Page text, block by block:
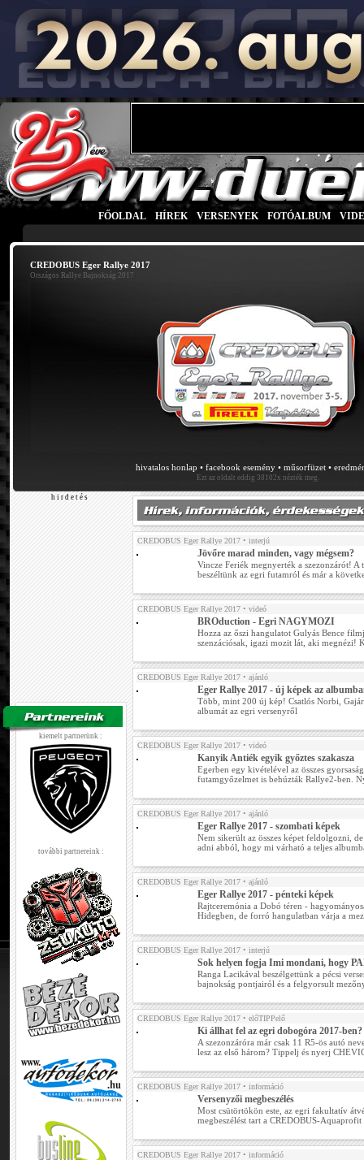
FŐOLDAL HÍREK VERSENYEK FOTÓALBUM
CREDOBUS Eger Rallye 2017
Országos Rallye Bajnokság 2017
hivatalos honlap • facebook esemény • műsorfüzet •
Ezt az oldalt eddig 38102x nézték meg.
h i r d e t é s
kiemelt partnerünk :
további partnereink :
CREDOBUS Eger Rallye 2017 • interjú
Jövőre marad minden, vagy mégsem?
Vincze Feriék megnyerték a szezonzárót! A
beszéltünk az egri futamról és már a
CREDOBUS Eger Rallye 2017 • videó
BROduction - Egri NAGYMOZI
Hozza az őszi hangulatot Gulyás Bence
szenzációsak, igazi mozit lát, aki megnézi!
CREDOBUS Eger Rallye 2017 • ajánló
Eger Rallye 2017 - új képek az
Több, mint 200 új kép! Csatlós Norbi,
albumát az egri versenyről
CREDOBUS Eger Rallye 2017 • videó
Kanyik Antiék egyik győztes szakasza
Egerben egy kivételével az összes
futamgyőzelmet is behúzták Rallye2-ben.
CREDOBUS Eger Rallye 2017 • ajánló
Eger Rallye 2017 - szombati képek
Nem sikerült az összes képet feldolgozni,
adni abból, hogy mi várható a teljes
CREDOBUS Eger Rallye 2017 • ajánló
Eger Rallye 2017 - pénteki képek
Rajtceremónia a Dobó téren -
Hidegben, de forró hangulatban várja a
CREDOBUS Eger Rallye 2017 • interjú
Sok helyen fogja Imi mondani, hogy
Ranga Lacikával beszélgettünk a pécsi
bajnokság pontjairól és a felgyorsult
CREDOBUS Eger Rallye 2017 • előTIPPelő
Ki állhat fel az egri dobogóra 2017-ben?
A szezonzáróra már csak 11 R5-ös autó
lesz az első három? Tippelj és nyerj
CREDOBUS Eger Rallye 2017 • információ
Versenyzői megbeszélés
Most csütörtökön este, az egri fakultatív
megbeszélést tart a CREDOBUS-
CREDOBUS Eger Rallye 2017 • információ